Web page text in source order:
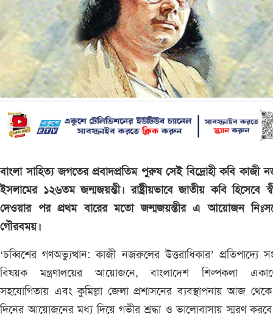
বাংলা সাহিত্য জগতের প্রবাদপ্রতিম পুরুষ সেই বিদ্রোহী কবি কাজী
ইসলামের ১২৬তম জন্মজয়ন্তী। রাষ্ট্রীয়ভাবে জাতীয় কবি হিসেবে
দেওয়ার পর প্রথম বারের মতো জন্মজয়ন্তীর এ আয়োজন
গৌরবময়।
‘চব্বিশের গণঅভ্যুত্থান: কাজী নজরুলের উত্তরাধিকার’ প্রতিপাদ্যে
বিষয়ক মন্ত্রণালয়ের আয়োজনে, বাংলাদেশ শিল্পকলা
সহযোগিতায় এবং কুমিল্লা জেলা প্রশাসনের ব্যবস্থাপনায় আজ
দিনের আয়োজনের মধ্য দিয়ে গভীর শ্রদ্ধা ও ভালোবাসায় স্মরণ করবে